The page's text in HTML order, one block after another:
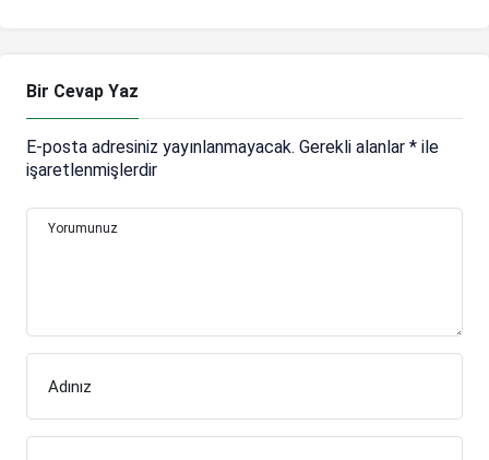
Bir Cevap Yaz
E-posta adresiniz yayınlanmayacak. Gerekli alanlar * ile
işaretlenmişlerdir
Yorumunuz
Adınız